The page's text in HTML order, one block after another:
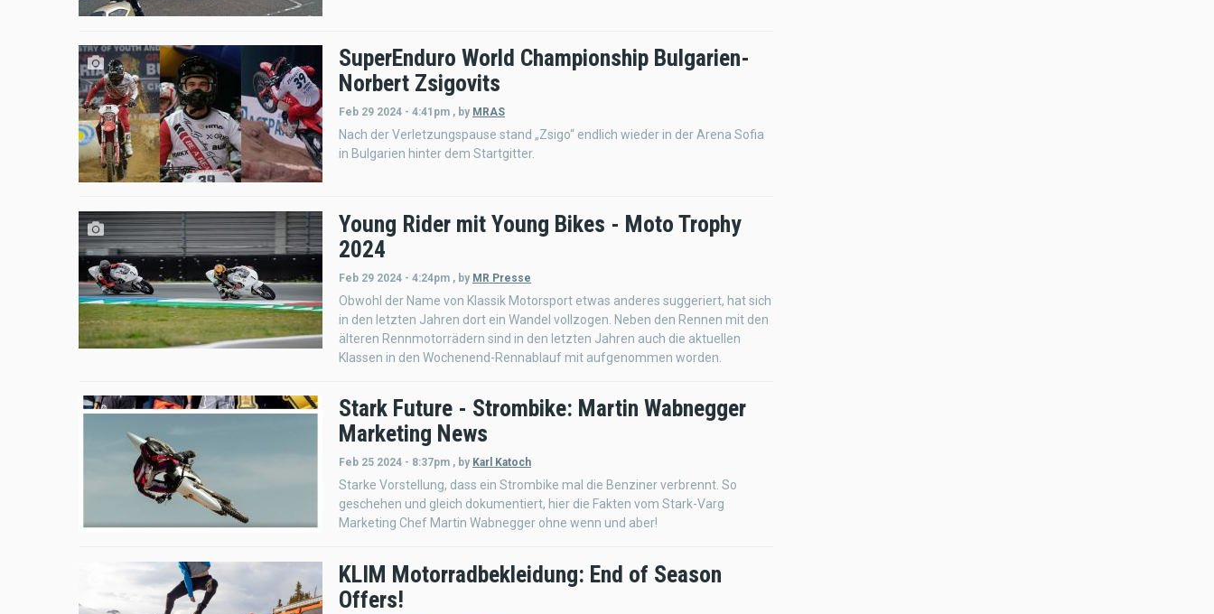
SuperEnduro World Championship Bulgarien-
Norbert Zsigovits
Feb 29 2024 - 4:41pm , by MRAS
Nach der Verletzungspause stand „Zsigo“ endlich wieder in der Arena Sofia
in Bulgarien hinter dem Startgitter.
Young Rider mit Young Bikes - Moto Trophy
2024
Feb 29 2024 - 4:24pm , by MR Presse
Obwohl der Name von Klassik Motorsport etwas anderes suggeriert, hat sich
in den letzten Jahren dort ein Wandel vollzogen. Neben den Rennen mit den
älteren Rennmotorrädern sind in den letzten Jahren auch die aktuellen
Klassen in den Wochenend-Rennablauf mit aufgenommen worden.
Stark Future - Strombike: Martin Wabnegger
Marketing News
Feb 25 2024 - 8:37pm , by Karl Katoch
Starke Vorstellung, dass ein Strombike mal die Benziner verbrennt. So
geschehen und gleich dokumentiert, hier die Fakten vom Stark-Varg
Marketing Chef Martin Wabnegger ohne wenn und aber!
KLIM Motorradbekleidung: End of Season
Offers!